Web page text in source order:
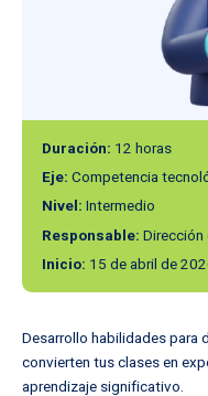
Inicio
Nosotros
AVANZA 360
Noticias
Duración: 12 horas
Eje: Competencia
Nivel: Intermedio
Responsable: Dirección
Inicio: 15 de abril de
Desarrollo habilidades para
convierten tus clases en
aprendizaje significativo.